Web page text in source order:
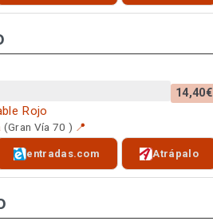
14,40€
Rojo
(Gran Vía 70 ) 📍
entradas.com Atrápalo